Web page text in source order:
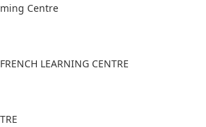
Centre
LEARNING CENTRE